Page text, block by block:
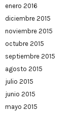
enero 2016
diciembre 2015
noviembre 2015
octubre 2015
septiembre 2015
agosto 2015
julio 2015
junio 2015
mayo 2015